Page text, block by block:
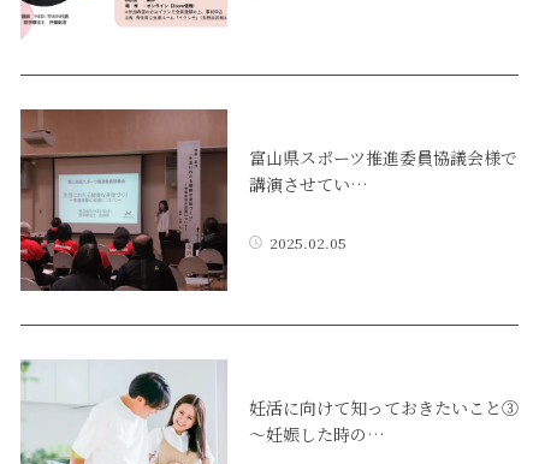
富山県スポーツ推進委員協議会様で
講演させてい…
2025.02.05
妊活に向けて知っておきたいこと③
～妊娠した時の…